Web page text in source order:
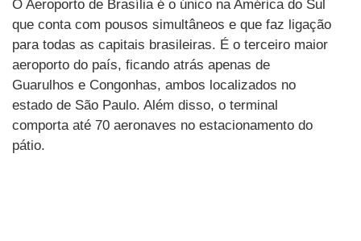
O Aeroporto de Brasília é o único na América do Sul
que conta com pousos simultâneos e que faz ligação
para todas as capitais brasileiras. É o terceiro maior
aeroporto do país, ficando atrás apenas de
Guarulhos e Congonhas, ambos localizados no
estado de São Paulo. Além disso, o terminal
comporta até 70 aeronaves no estacionamento do
pátio.